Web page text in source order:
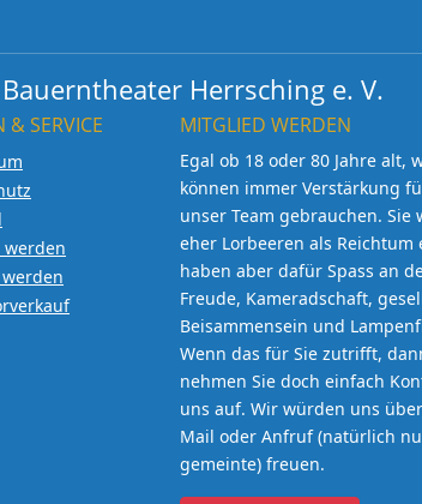
Herrsching e. V.
& SERVICE
werden
MITGLIED WERDEN
Egal ob 18 oder 80 Jahre alt,
können immer Verstärkung
unser Team gebrauchen. Sie
eher Lorbeeren als Reichtum
haben aber dafür Spass an
Freude, Kameradschaft,
Beisammensein und
Wenn das für Sie zutrifft,
nehmen Sie doch einfach
uns auf. Wir würden uns
Mail oder Anfruf (natürlich
gemeinte) freuen.